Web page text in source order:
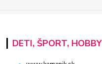
DETI, ŠPORT, HOBBY